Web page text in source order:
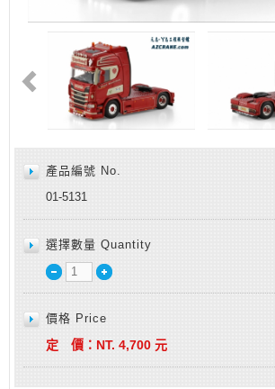
產品編號 No.
01-5131
選擇數量 Quantity
價格 Price
定 價： NT. 4,700 元